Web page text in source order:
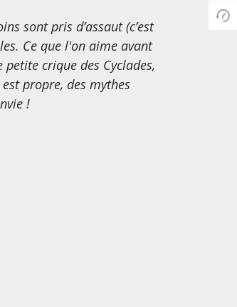
sont pris d’assaut (c’est
Ce que l'on aime avant
crique des Cyclades,
propre, des mythes
!